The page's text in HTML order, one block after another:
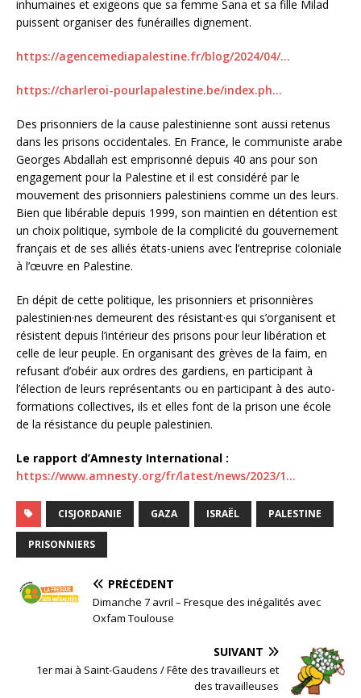
inhumaines et exigeons que sa femme Sana et sa fille Milad
puissent organiser des funérailles dignement.
https://agencemediapalestine.fr/blog/2024/04/…
https://charleroi-pourlapalestine.be/index.ph…
Des prisonniers de la cause palestinienne sont aussi retenus
dans les prisons occidentales. En France, le communiste arabe
Georges Abdallah est emprisonné depuis 40 ans pour son
engagement pour la Palestine et il est considéré par le
mouvement des prisonniers palestiniens comme un des leurs.
Bien que libérable depuis 1999, son maintien en détention est
un choix politique, symbole de la complicité du gouvernement
français et de ses alliés états-uniens avec l’entreprise coloniale
à l’œuvre en Palestine.
En dépit de cette politique, les prisonniers et prisonnières
palestinien·nes demeurent des résistant·es qui s’organisent et
résistent depuis l’intérieur des prisons pour leur libération et
celle de leur peuple. En organisant des grèves de la faim, en
refusant d’obéir aux ordres des gardiens, en participant à
l’élection de leurs représentants ou en participant à des auto-
formations collectives, ils et elles font de la prison une école
de la résistance du peuple palestinien.
Le rapport d’Amnesty International :
https://www.amnesty.org/fr/latest/news/2023/1…
CISJORDANIE GAZA ISRAËL PALESTINE
PRISONNIERS
PRÉCÉDENT
Dimanche 7 avril – Fresque des inégalités avec
Oxfam Toulouse
SUIVANT
1er mai à Saint-Gaudens / Fête des travailleurs et
des travailleuses